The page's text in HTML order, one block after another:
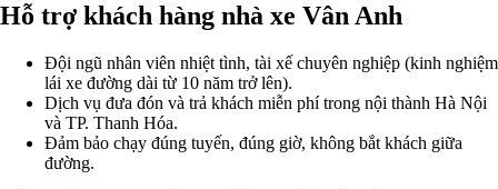
Hỗ trợ khách hàng nhà xe Vân Anh
Đội ngũ nhân viên nhiệt tình, tài xế chuyên nghiệp (kinh nghiệm
lái xe đường dài từ 10 năm trở lên).
Dịch vụ đưa đón và trả khách miễn phí trong nội thành Hà Nội
và TP. Thanh Hóa.
Đảm bảo chạy đúng tuyến, đúng giờ, không bắt khách giữa
đường.